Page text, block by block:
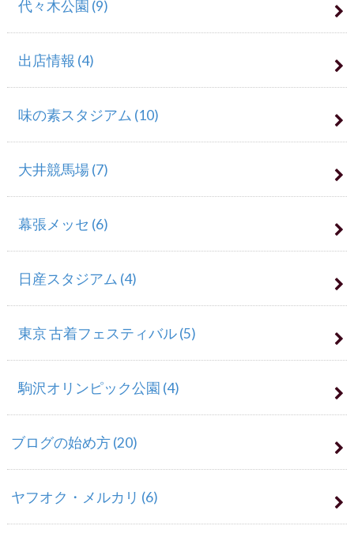
代々木公園 (9)
出店情報 (4)
味の素スタジアム (10)
大井競馬場(7)
幕張メッセ (6)
日産スタジアム (4)
東京 古着フェスティバル(5)
駒沢オリンピック公園 (4)
ブログの始め方(20)
ヤフオク・メルカリ (6)